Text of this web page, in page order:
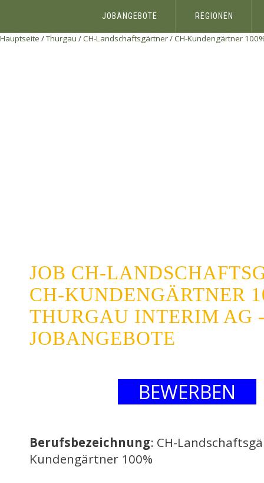
JOBANGEBOTE REGIONEN
Hauptseite /Thurgau /CH-Landschaftsgärtner / CH-Kundengärtner
JOB CH-
CH-KUNDENGÄRTNER
THURGAU INTERIM AG
JOBANGEBOTE
BEWERBEN
Berufsbezeichnung: CH-
Kundengärtner 100%